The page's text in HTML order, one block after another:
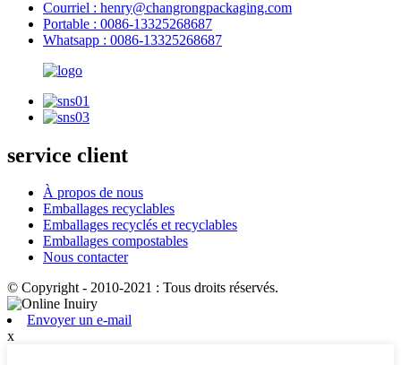
Courriel : henry@changrongpackaging.com
Portable : 0086-13325268687
Whatsapp : 0086-13325268687
service client
À propos de nous
Emballages recyclables
Emballages recyclés et recyclables
Emballages compostables
Nous contacter
© Copyright - 2010-2021 : Tous droits réservés.
Envoyer un e-mail
x